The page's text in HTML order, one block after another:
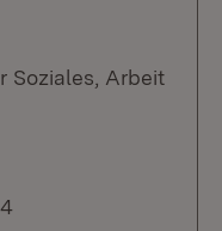
Soziales, Arbeit